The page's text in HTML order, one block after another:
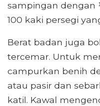
sampingan dengan
100 kaki persegi
Berat badan juga
tercemar. Untuk
campurkan benih
atau pasir dan
katil. Kawal